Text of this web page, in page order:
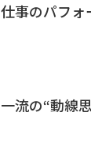
仕事のパフォ
一流の“動線